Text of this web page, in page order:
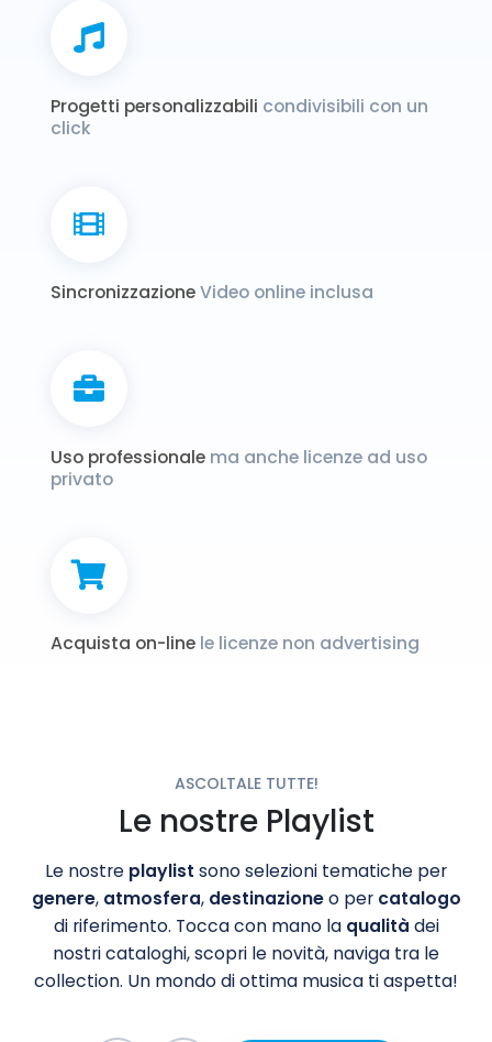
Progetti personalizzabili condivisibili con un
click
SincronizzazioneVideo online inclusa
Uso professionale ma anche licenze ad uso
privato
Acquista on-line le licenze non advertising
ASCOLTALE TUTTE!
Le nostre Playlist
Le nostre playlist sono selezioni tematiche per
genere, atmosfera, destinazioneo per catalogo
di riferimento. Tocca con mano la qualità dei
nostri cataloghi, scopri le novità, naviga tra le
collection. Un mondo di ottima musica ti aspetta!